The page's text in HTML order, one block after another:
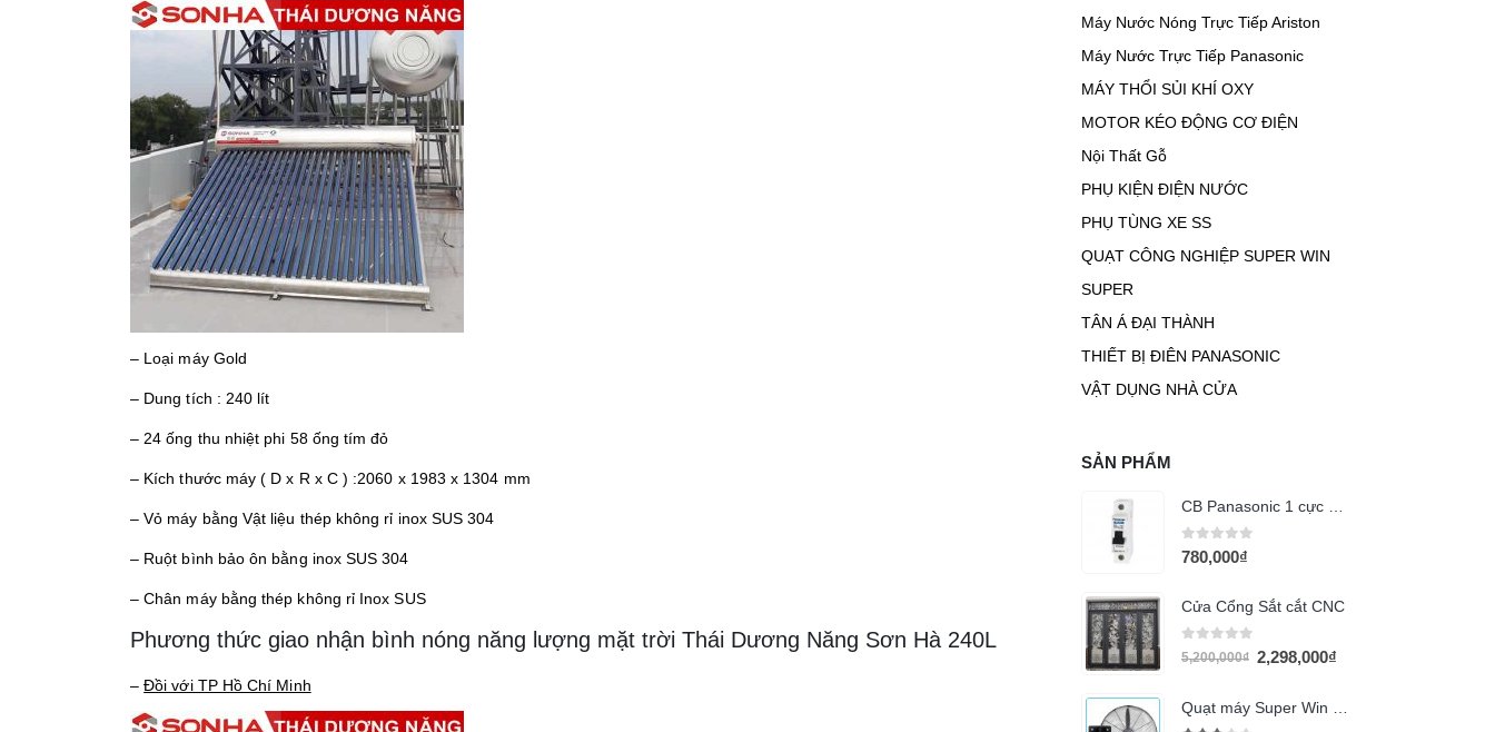
– Loại máy Gold
– Dung tích : 240 lít
– 24 ống thu nhiệt phi 58 ống tím đỏ
– Kích thước máy ( D x R x C ) :2060 x 1983 x 1304 mm
– Vỏ máy bằng Vật liệu thép không rỉ inox SUS 304
– Ruột bình bảo ôn bằng inox SUS 304
– Chân máy bằng thép không rỉ Inox SUS
Phương thức giao nhận bình nóng năng lượng mặt trời Thái Dương Năng Sơn Hà 240L
–Đồi với TP Hồ Chí Minh
Máy Nước Nóng Trực Tiếp Ariston
Máy Nước Trực Tiếp Panasonic
MÁY THỔI SỦI KHÍ OXY
MOTOR KÉO ĐỘNG CƠ ĐIỆN
Nội Thất Gỗ
PHỤ KIỆN ĐIỆN NƯỚC
PHỤ TÙNG XE SS
QUẠT CÔNG NGHIỆP SUPER WIN
SUPER
TÂN Á ĐẠI THÀNH
THIẾT BỊ ĐIÊN PANASONIC
VẬT DỤNG NHÀ CỬA
SẢN PHẨM
0out of 5
780,000₫
Cửa Cổng Sắt cắt CNC
0 out of 5
5,200,000₫ 2,298,000₫